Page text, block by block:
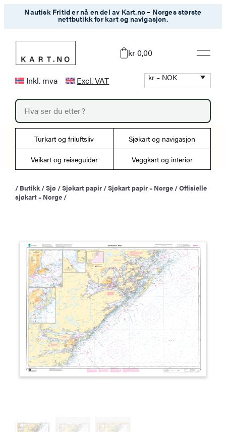
Nautisk Fritid er nå en del av Kart.no – Norges største
nettbutikk for kart og navigasjon.
kr 0,00
Inkl. mva Excl. VAT kr – NOK
P
o
d
t
r
c
Turkart og friluftsliv Sjøkart og navigasjon
Veikart og reiseguider Veggkart og interiør
/ Butikk /Sjø /Sjøkart papir /Sjøkart papir – Norge /Offisielle
sjøkart – Norge /